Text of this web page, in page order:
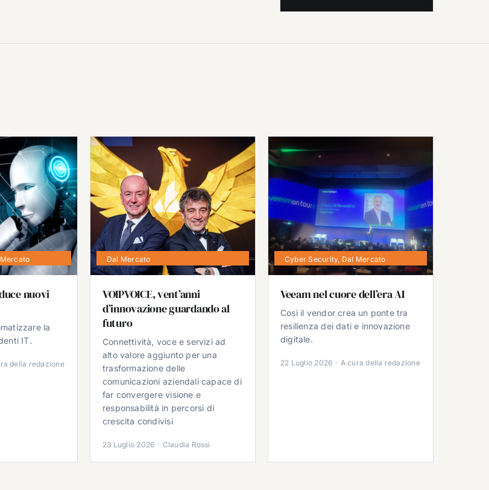
nuovi
la
IT.
della redazione
Dal Mercato
VOIPVOICE, vent’anni
d’innovazione guardando al
futuro
Connettività, voce e servizi ad
alto valore aggiunto per una
trasformazione delle
comunicazioni aziendali capace di
far convergere visione e
responsabilità in percorsi di
crescita condivisi
23 Luglio 2026 · Claudia Rossi
Cyber Security, Dal Mercato
Veeam nel cuore dell’era AI
Così il vendor crea un ponte tra
resilienza dei dati e innovazione
digitale.
22 Luglio 2026 · A cura della redazione